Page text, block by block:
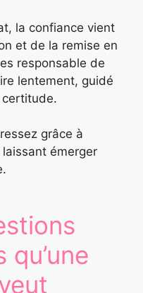
la confiance vient
et de la remise en
responsable de
lentement, guidé
grâce à
émerger